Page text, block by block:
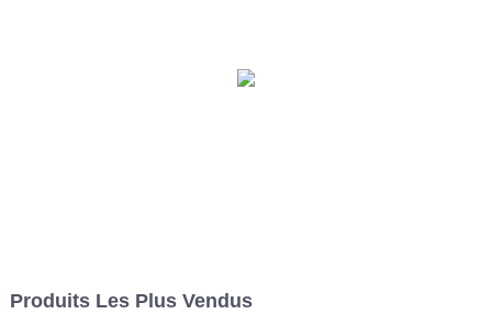
Produits Les Plus Vendus